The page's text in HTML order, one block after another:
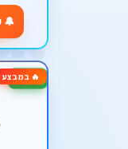
🔔
🔥 במבצע-63%